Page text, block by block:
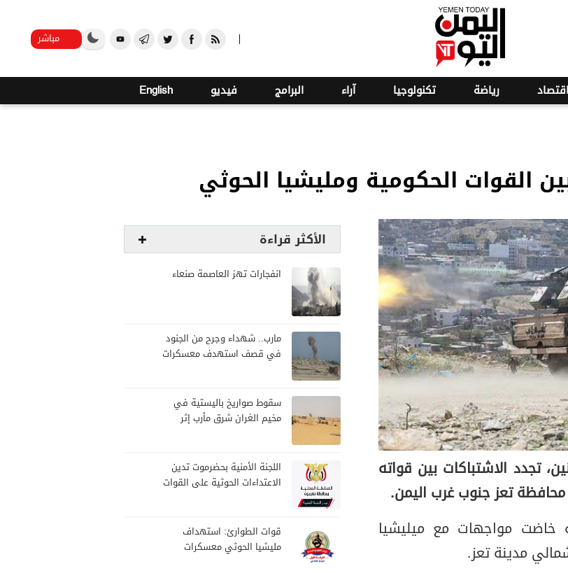
صنعاء مباشر
اقتصاد رياضة تكنولوجيا آراء البرامج فيديو English
القوات الحكومية ومليشيا الحوثي
تجدد الاشتباكات بين قواته
محافظة تعز جنوب غرب اليمن.
خاضت مواجهات مع ميليشيا
مدينة تعز.
الأكثر قراءة
انفجارات تهز العاصمة صنعاء
مارب.. شهداء وجرح من الجنود
في قصف استهدف معسكرات
سقوط صواريخ باليستية في
مخيم الغران شرق مأرب إثر
اللجنة الأمنية بحضرموت تدين
الاعتداءات الحوثية على القوات
قوات الطوارئ: استهداف
مليشيا الحوثي معسكرات